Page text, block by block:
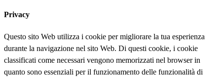
Privacy
Questo sito Web utilizza i cookie per migliorare la tua esperienza
durante la navigazione nel sito Web. Di questi cookie, i cookie
classificati come necessari vengono memorizzati nel browser in
quanto sono essenziali per il funzionamento delle funzionalità di